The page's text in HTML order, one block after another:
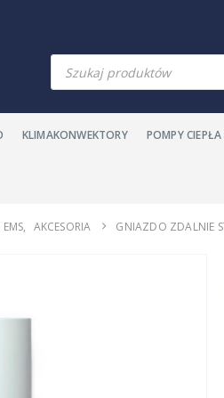
Wyszukiwarka
produktów
KLIMAKONWEKTORY POMPY CIEPŁA
, AKCESORIA GNIAZDO ZDALNIE